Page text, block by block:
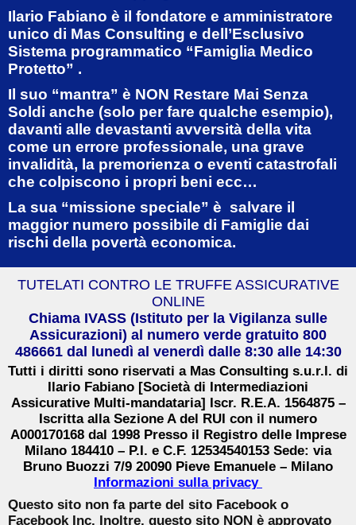
Ilario Fabiano è il fondatore e amministratore
unico di Mas Consulting e dell’Esclusivo
Sistema programmatico “Famiglia Medico
Protetto” .
Il suo “mantra” è NON Restare Mai Senza
Soldi anche (solo per fare qualche esempio),
davanti alle devastanti avversità della vita
come un errore professionale, una grave
invalidità, la premorienza o eventi catastrofali
che colpiscono i propri beni ecc…
La sua “missione speciale” è salvare il
maggior numero possibile di Famiglie dai
rischi della povertà economica.
TUTELATI CONTRO LE TRUFFE ASSICURATIVE
ONLINE
Chiama IVASS (Istituto per la Vigilanza sulle
Assicurazioni) al numero verde gratuito 800
486661 dal lunedì al venerdì dalle 8:30 alle 14:30
Tutti i diritti sono riservati a Mas Consulting s.u.r.l. di
Ilario Fabiano [Società di Intermediazioni
Assicurative Multi-mandataria] Iscr. R.E.A. 1564875 –
Iscritta alla Sezione A del RUI con il numero
A000170168 dal 1998 Presso il Registro delle Imprese
Milano 184410 – P.I. e C.F. 12534540153 Sede: via
Bruno Buozzi 7/9 20090 Pieve Emanuele – Milano
Informazioni sulla privacy
Questo sito non fa parte del sito Facebook o
Facebook Inc. Inoltre, questo sito NON è approvato